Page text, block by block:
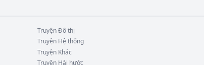
TruyệnĐô thị
Truyện Hệ thống
Truyện Khác
Truyện Hài hước